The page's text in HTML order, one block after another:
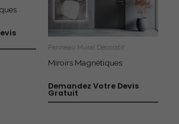
Panneau Mural Décoratif
Miroirs Magnétiques
Demandez Votre Devis
Gratuit